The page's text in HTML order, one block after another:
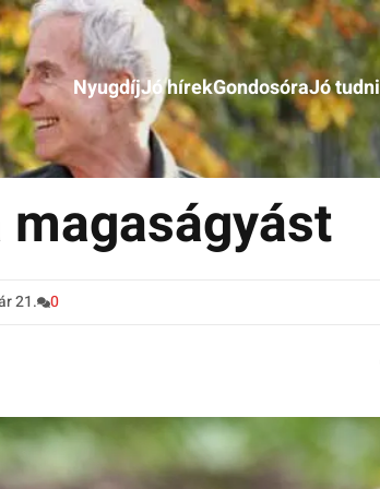
NyugdíjJó hírekGondosóraJó tudni
21. 0